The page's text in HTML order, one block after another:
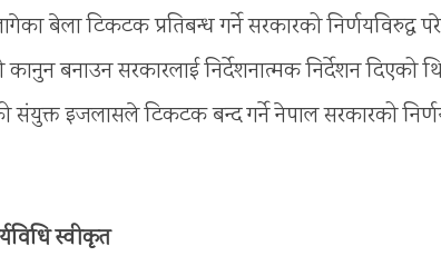
बेला टिकटक प्रतिबन्ध गर्ने सरकारको निर्णयविरुद्ध
बनाउन सरकारलाई निर्देशनात्मक निर्देशन दिएको
संयुक्त इजलासले टिकटक बन्द गर्ने नेपाल सरकारको
स्वीकृत